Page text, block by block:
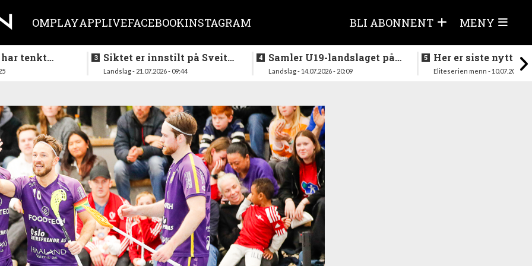
OMPLAYAPPLIVEFACEBOOKINSTAGRAM BLI ABONNENT MENY
tenkt
køllen på
Siktet er innstilt på Sveits
i mai
Landslag - 21.07.2026 - 09:44
Samler U19-landslaget på
nytt i august
Landslag - 14.07.2026 - 20:09
Her er siste nytt
season
Eliteserien menn - 10.07.2026 -